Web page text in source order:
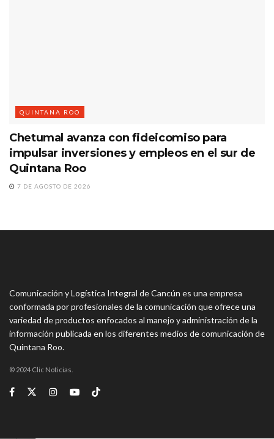
QUINTANA ROO
Chetumal avanza con fideicomiso para
impulsar inversiones y empleos en el sur de
Quintana Roo
7 DE AGOSTO DE 2026
Comunicación y Logística Integral de Cancún es una empresa
conformada por profesionales de la comunicación que ofrece una
variedad de productos enfocados al manejo y administración de la
información publicada en los diferentes medios de comunicación de
Quintana Roo.
© 2024 Clic Noticias.